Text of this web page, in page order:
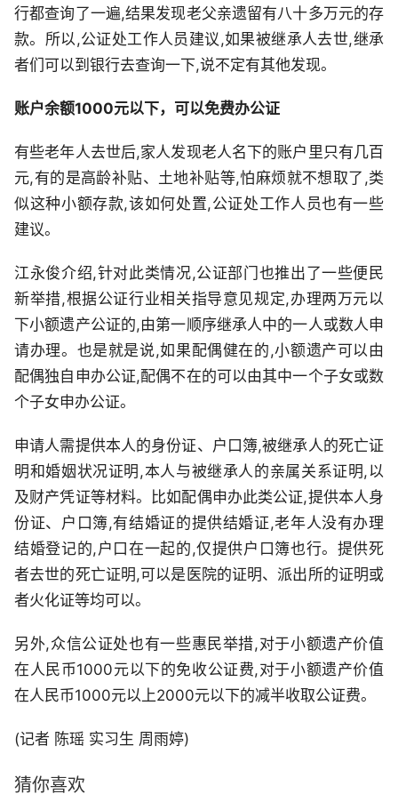
行都查询了一遍,结果发现老父亲遗留有八十多万元的存
款。所以,公证处工作人员建议,如果被继承人去世,继承
者们可以到银行去查询一下,说不定有其他发现。
账户余额1000元以下，可以免费办公证
有些老年人去世后,家人发现老人名下的账户里只有几百
元,有的是高龄补贴、土地补贴等,怕麻烦就不想取了,类
似这种小额存款,该如何处置,公证处工作人员也有一些
建议。
江永俊介绍,针对此类情况,公证部门也推出了一些便民
新举措,根据公证行业相关指导意见规定,办理两万元以
下小额遗产公证的,由第一顺序继承人中的一人或数人申
请办理。也是就是说,如果配偶健在的,小额遗产可以由
配偶独自申办公证,配偶不在的可以由其中一个子女或数
个子女申办公证。
申请人需提供本人的身份证、户口簿,被继承人的死亡证
明和婚姻状况证明,本人与被继承人的亲属关系证明,以
及财产凭证等材料。比如配偶申办此类公证,提供本人身
份证、户口簿,有结婚证的提供结婚证,老年人没有办理
结婚登记的,户口在一起的,仅提供户口簿也行。提供死
者去世的死亡证明,可以是医院的证明、派出所的证明或
者火化证等均可以。
另外,众信公证处也有一些惠民举措,对于小额遗产价值
在人民币1000元以下的免收公证费,对于小额遗产价值
在人民币1000元以上2000元以下的减半收取公证费。
(记者 陈瑶 实习生 周雨婷)
猜你喜欢